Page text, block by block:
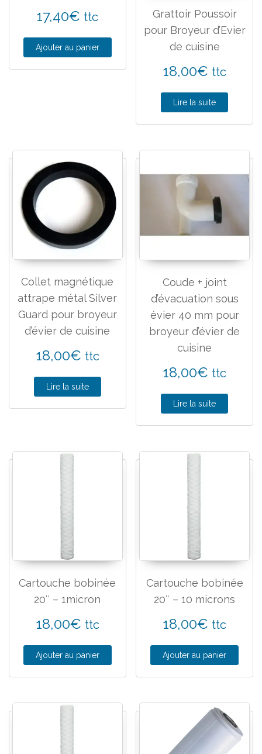
17,40€ ttc
Ajouter au panier
Grattoir Poussoir
pour Broyeur d’Evier
de cuisine
18,00€ ttc
Lire la suite
Collet magnétique
attrape métal Silver
Guard pour broyeur
d’évier de cuisine
18,00€ ttc
Lire la suite
Coude + joint
d’évacuation sous
évier 40 mm pour
broyeur d’évier de
cuisine
18,00€ ttc
Lire la suite
Cartouche bobinée
20″ – 1micron
18,00€ ttc
Ajouter au panier
Cartouche bobinée
20″ – 10 microns
18,00€ ttc
Ajouter au panier